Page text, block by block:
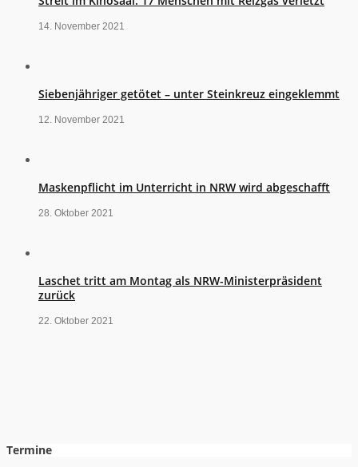
14. November 2021
Siebenjähriger getötet – unter Steinkreuz eingeklemmt
12. November 2021
Maskenpflicht im Unterricht in NRW wird abgeschafft
28. Oktober 2021
Laschet tritt am Montag als NRW-Ministerpräsident
zurück
22. Oktober 2021
Termine